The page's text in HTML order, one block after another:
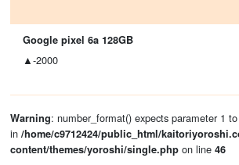
Google pixel 6a 128GB
▲-2000
Warning: number_format() expects parameter 1
in /home/c9712424/public_html/
content/themes/yoroshi/single.phpon line 46